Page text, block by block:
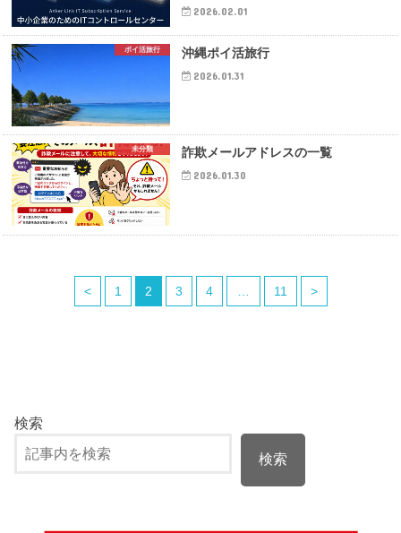
2026.02.01
ポイ活旅行 沖縄ポイ活旅行
2026.01.31
未分類 詐欺メールアドレスの一覧
2026.01.30
< 1 2 3 4 11 >
検索
検索